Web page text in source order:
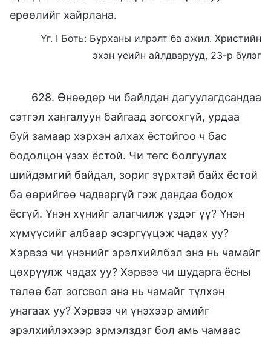
ерөөлийг хайрлана.
Үг. I Боть: Бурханы илрэлт ба ажил. Христийн
эхэн үеийн айлдварууд, 23-р бүлэг
628. Өнөөдөр чи байлдан дагуулагдсандаа
сэтгэл хангалуун байгаад зогсохгүй, урдаа
буй замаар хэрхэн алхах ёстойгоо ч бас
бодолцон үзэх ёстой. Чи төгс болгуулах
шийдэмгий байдал, зориг зүрхтэй байх ёстой
ба өөрийгөө чадваргүй гэж дандаа бодох
ёсгүй. Үнэн хүнийг алагчилж үздэг үү? Үнэн
хүмүүсийг албаар эсэргүүцэж чадах уу?
Хэрвээ чи үнэнийг эрэлхийлбэл энэ нь чамайг
цөхрүүлж чадах уу? Хэрвээ чи шударга ёсны
төлөө бат зогсвол энэ нь чамайг түлхэн
унагаах уу? Хэрвээ чи үнэхээр амийг
эрэлхийлэхээр эрмэлздэг бол амь чамаас